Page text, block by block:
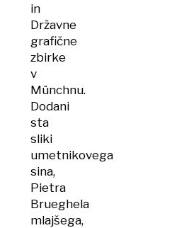
in
Državne
grafične
zbirke
v
Münchnu.
Dodani
sta
sliki
umetnikovega
sina,
Pietra
Brueghela
mlajšega,